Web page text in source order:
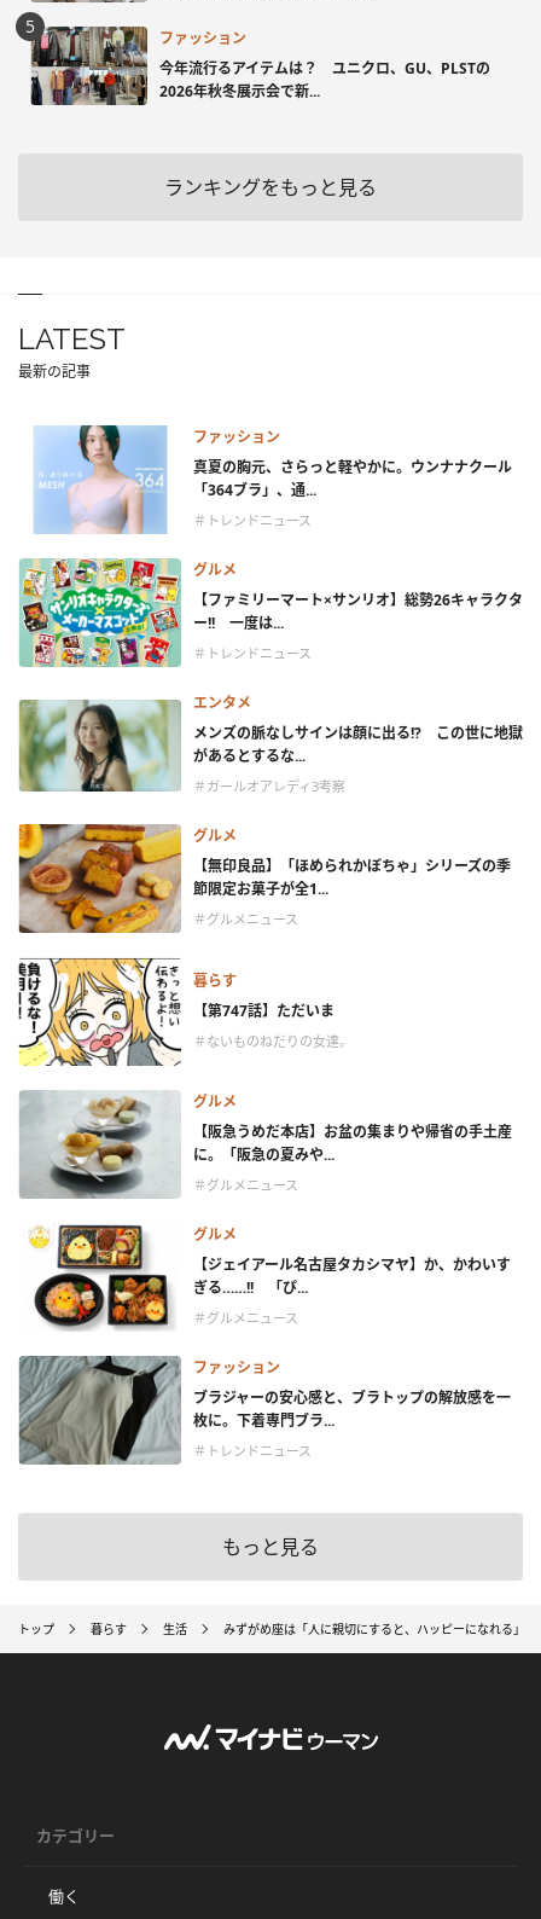
ファッション
今年流行るアイテムは？ ユニクロ、GU、PLSTの
2026年秋冬展示会で新...
ランキングをもっと見る
LATEST
最新の記事
ファッション
真夏の胸元、さらっと軽やかに。ウンナナクール
「364ブラ」、通...
＃トレンドニュース
グルメ
【ファミリーマート×サンリオ】総勢26キャラクタ
ー!! 一度は...
＃トレンドニュース
エンタメ
メンズの脈なしサインは顔に出る!? この世に地獄
があるとするな...
＃ガールオアレディ3考察
グルメ
【無印良品】「ほめられかぼちゃ」シリーズの季
節限定お菓子が全1...
＃グルメニュース
暮らす
【第747話】ただいま
＃ないものねだりの女達。
グルメ
【阪急うめだ本店】お盆の集まりや帰省の手土産
に。「阪急の夏みや...
＃グルメニュース
グルメ
【ジェイアール名古屋タカシマヤ】か、かわいす
ぎる……!! 「ぴ...
＃グルメニュース
ファッション
ブラジャーの安心感と、ブラトップの解放感を一
枚に。下着専門ブラ...
＃トレンドニュース
もっと見る
トップ 暮らす 生活 みずがめ座は「人に親切にすると、ハッピーになれる」
カテゴリー
働く